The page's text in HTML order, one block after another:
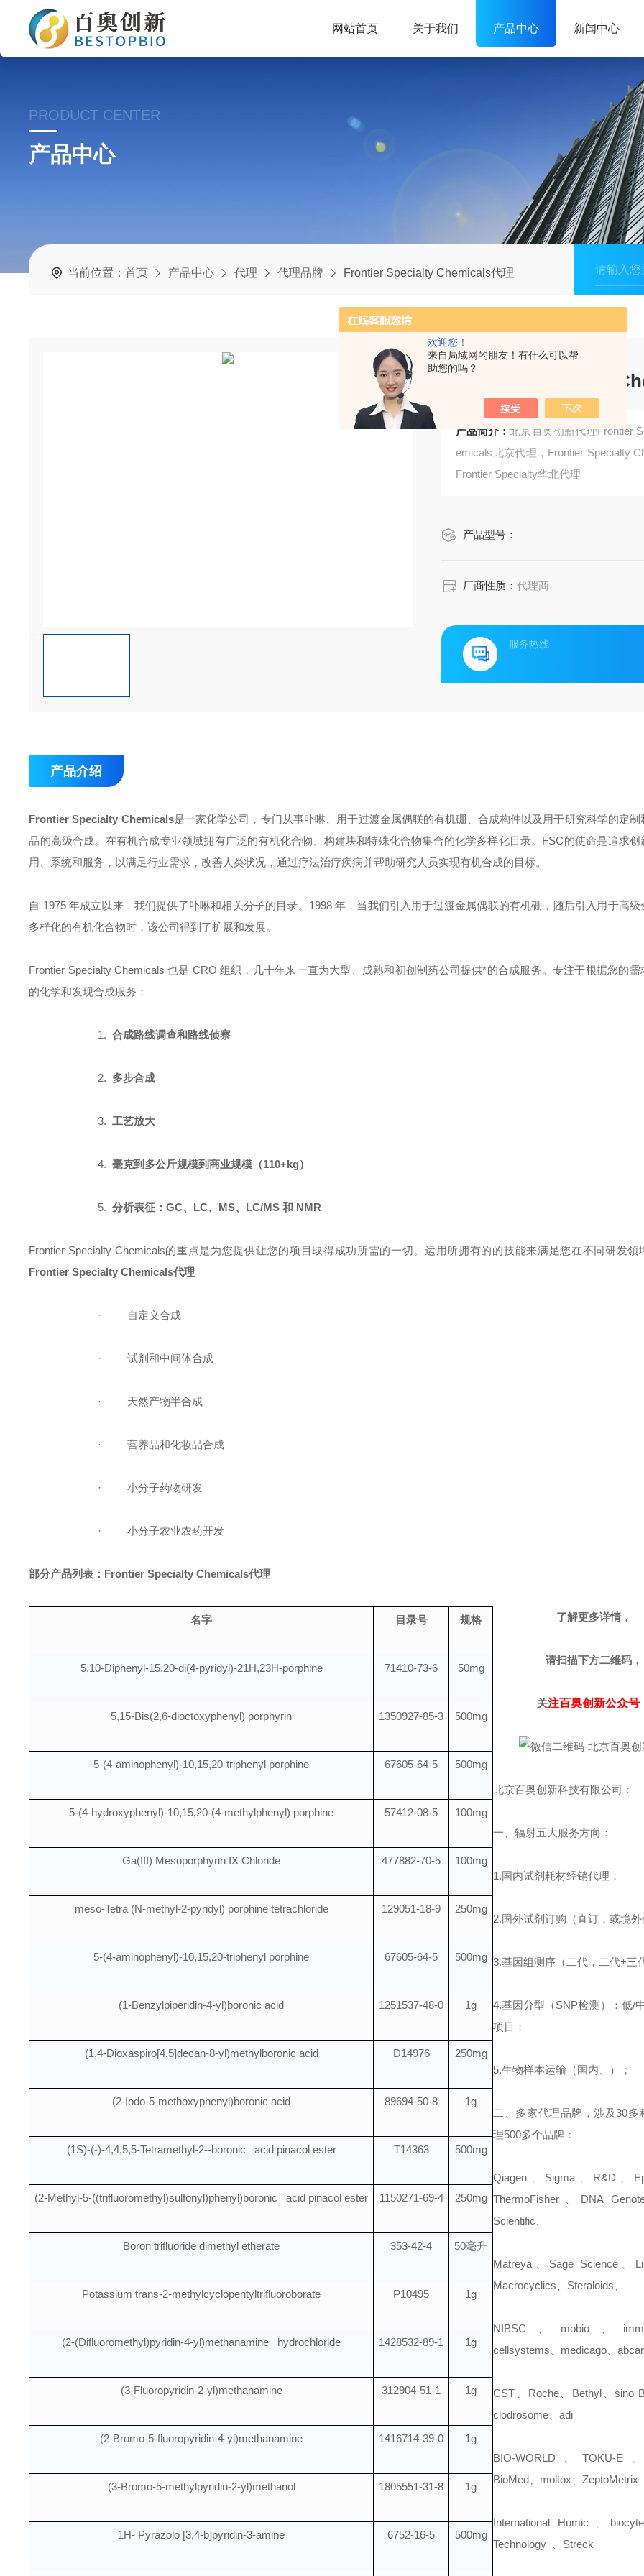
欢迎您！
来自局域网的朋友！有什么可以帮
助您的吗？
网站首页 关于我们 产品中心 新闻中心
PRODUCT CENTER
产品中心
当前位置：首页 产品中心 代理 代理品牌 Frontier Specialty Chemicals代理
Frontier Specialty
产品简介：北京百奥创新代理Frontier
emicals北京代理，Frontier Specialty
Frontier Specialty华北代理
产品型号：
厂商性质：代理商
服务热线
产品介绍
Frontier Specialty Chemicals是一家化学公司，专门从事卟啉、用于过渡金属偶联的有机硼、合成构件以及用于研究科学的定制
品的高级合成。在有机合成专业领域拥有广泛的有机化合物、构建块和特殊化合物集合的化学多样化目录。FSC的使命是追求创
用、系统和服务，以满足行业需求，改善人类状况，通过疗法治疗疾病并帮助研究人员实现有机合成的目标。
自 1975 年成立以来，我们提供了卟啉和相关分子的目录。1998 年，当我们引入用于过渡金属偶联的有机硼，随后引入用于高级
多样化的有机化合物时，该公司得到了扩展和发展。
Frontier Specialty Chemicals 也是 CRO 组织，几十年来一直为大型、成熟和初创制药公司提供*的合成服务。专注于根据您的需
的化学和发现合成服务：
1. 合成路线调查和路线侦察
2. 多步合成
3. 工艺放大
4. 毫克到多公斤规模到商业规模（110+kg）
5. 分析表征：GC、LC、MS、LC/MS 和 NMR
Frontier Specialty Chemicals的重点是为您提供让您的项目取得成功所需的一切。运用所拥有的的技能来满足您在不同研发领
Frontier Specialty Chemicals代理
· 自定义合成
· 试剂和中间体合成
· 天然产物半合成
· 营养品和化妆品合成
· 小分子药物研发
· 小分子农业农药开发
部分产品列表： Frontier Specialty Chemicals代理
名字 目录号 规格
5,10-Diphenyl-15,20-di(4-pyridyl)-21H,23H-porphine 71410-73-6 50mg
5,15-Bis(2,6-dioctoxyphenyl) porphyrin 1350927-85-3 500mg
5-(4-aminophenyl)-10,15,20-triphenyl porphine 67605-64-5 500mg
5-(4-hydroxyphenyl)-10,15,20-(4-methylphenyl) porphine 57412-08-5 100mg
Ga(III) Mesoporphyrin IX Chloride 477882-70-5 100mg
meso-Tetra (N-methyl-2-pyridyl) porphine tetrachloride 129051-18-9 250mg
5-(4-aminophenyl)-10,15,20-triphenyl porphine 67605-64-5 500mg
(1-Benzylpiperidin-4-yl)boronic acid 1251537-48-0 1g
(1,4-Dioxaspiro[4.5]decan-8-yl)methylboronic acid D14976 250mg
(2-Iodo-5-methoxyphenyl)boronic acid 89694-50-8 1g
(1S)-(-)-4,4,5,5-Tetramethyl-2--boronic acid pinacol ester T14363 500mg
(2-Methyl-5-((trifluoromethyl)sulfonyl)phenyl)boronic acid pinacol ester 1150271-69-4 250mg
Boron trifluoride dimethyl etherate 353-42-4 50毫升
Potassium trans-2-methylcyclopentyltrifluoroborate P10495 1g
(2-(Difluoromethyl)pyridin-4-yl)methanamine hydrochloride 1428532-89-1 1g
(3-Fluoropyridin-2-yl)methanamine 312904-51-1 1g
(2-Bromo-5-fluoropyridin-4-yl)methanamine 1416714-39-0 1g
(3-Bromo-5-methylpyridin-2-yl)methanol 1805551-31-8 1g
1H- Pyrazolo [3,4-b]pyridin-3-amine 6752-16-5 500mg
了解更多详情，
请扫描下方二维码，
关注百奥创新公众号
北京百奥创新科技有限公司：
一、辐射五大服务方向：
1.国内试剂耗材经销代理；
2.国外试剂订购（直订，或境外
3.基因组测序（二代，二代+三
4.基因分型（SNP检测）：低/
项目；
5.生物样本运输（国内、）；
二、多家代理品牌，涉及30多
理500多个品牌：
Qiagen、Sigma、R&D、
ThermoFisher、DNA
Scientific、
Matreya、Sage Science、
Macrocyclics、Steraloids、
NIBSC、mobio、
cellsystems、medicago、
CST、Roche、Bethyl、sino
clodrosome、adi
BIO-WORLD、TOKU-E
BioMed、moltox、ZeptoMetrix
International Humic、
Technology 、Streck